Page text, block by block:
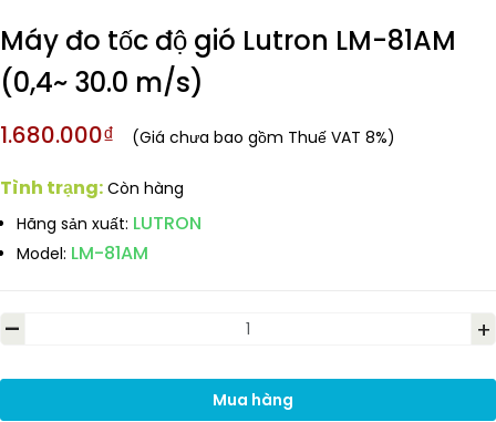
Máy đo tốc độ gió Lutron LM-81AM
(0,4~ 30.0 m/s)
1.680.000₫ (Giá chưa bao gồm Thuế VAT 8%)
Tình trạng: Còn hàng
Hãng sản xuất: LUTRON
Model: LM-81AM
- +
Mua hàng